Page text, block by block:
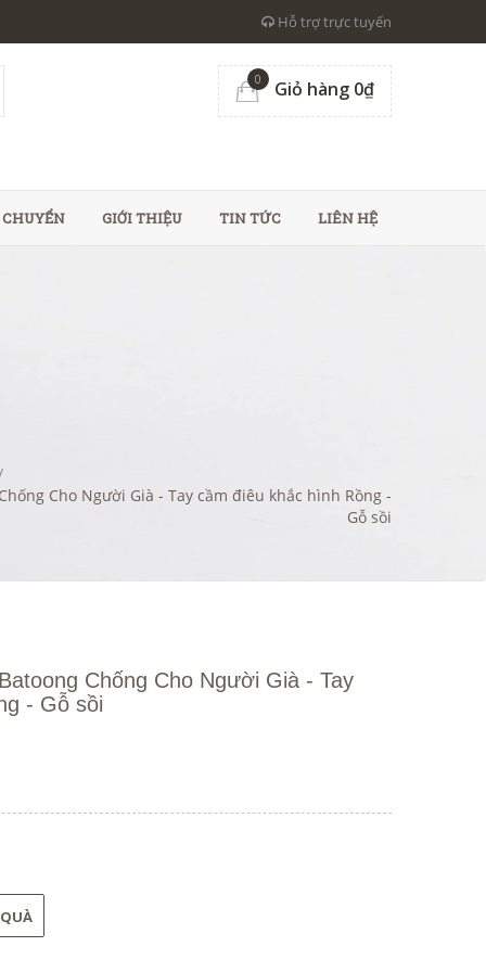
Hỗ trợ trực tuyến
0 Giỏ hàng 0₫
GIỚI THIỆU TIN TỨC LIÊN HỆ
Cho Người Già - Tay cầm điêu khắc hình Rồng -
Gỗ sồi
Chống Cho Người Già - Tay
- Gỗ sồi